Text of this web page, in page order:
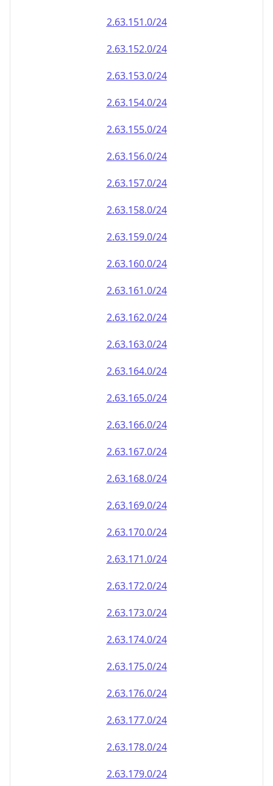
2.63.151.0/24
2.63.152.0/24
2.63.153.0/24
2.63.154.0/24
2.63.155.0/24
2.63.156.0/24
2.63.157.0/24
2.63.158.0/24
2.63.159.0/24
2.63.160.0/24
2.63.161.0/24
2.63.162.0/24
2.63.163.0/24
2.63.164.0/24
2.63.165.0/24
2.63.166.0/24
2.63.167.0/24
2.63.168.0/24
2.63.169.0/24
2.63.170.0/24
2.63.171.0/24
2.63.172.0/24
2.63.173.0/24
2.63.174.0/24
2.63.175.0/24
2.63.176.0/24
2.63.177.0/24
2.63.178.0/24
2.63.179.0/24